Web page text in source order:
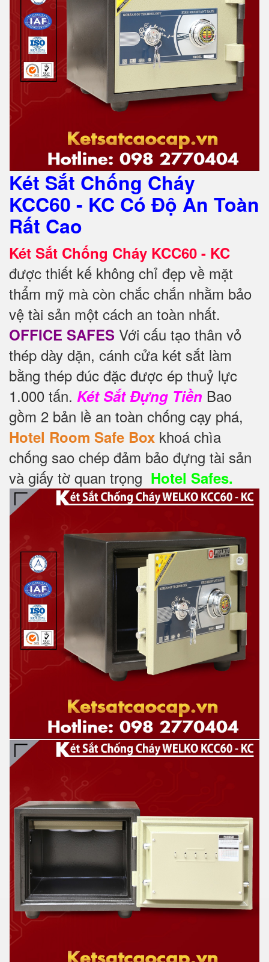
Két Sắt Chống Cháy
KCC60 - KC Có Độ An Toàn
Rất Cao
Két Sắt Chống Cháy KCC60 - KC
được thiết kế không chỉ đẹp về mặt
thẩm mỹ mà còn chắc chắn nhằm bảo
vệ tài sản một cách an toàn nhất.
OFFICE SAFES Với cấu tạo thân vỏ
thép dày dặn, cánh cửa két sắt làm
bằng thép đúc đặc được ép thuỷ lực
1.000 tấn. Két Sắt Đựng Tiền Bao
gồm 2 bản lề an toàn chống cạy phá,
Hotel Room Safe Box khoá chìa
chống sao chép đảm bảo đựng tài sản
và giấy tờ quan trọng Hotel Safes.